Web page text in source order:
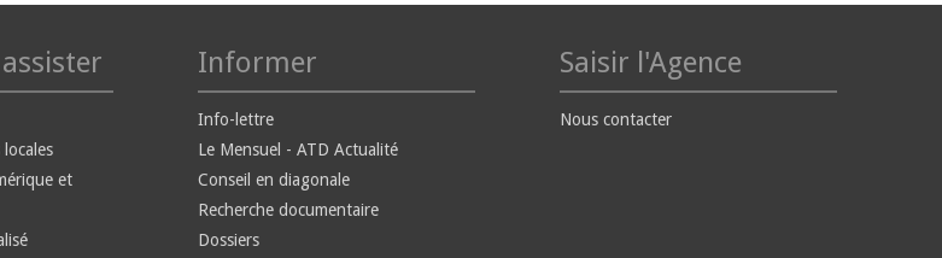
et
Informer
Info-lettre
Le Mensuel - ATD Actualité
Conseil en diagonale
Recherche documentaire
Dossiers
Saisir l'Agence
Nous contacter